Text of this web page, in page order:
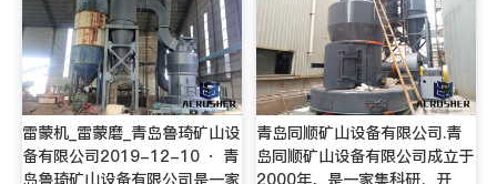
雷蒙机_雷蒙磨_青岛鲁琦矿山设
备有限公司2019-12-10 · 青
岛鲁琦矿山设备有限公司是一家
青岛同顺矿山设备有限公司.青
岛同顺矿山设备有限公司成立于
2000年，是一家集科研、开